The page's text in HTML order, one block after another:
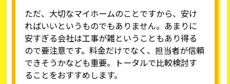
ただ、大切なマイホームのことですから、安け
ればいいというものでもありません。あまりに
安すぎる会社は工事が雑ということもあり得る
ので要注意です。料金だけでなく、担当者が信頼
できそうかなども重要。トータルで比較検討す
ることをおすすめします。